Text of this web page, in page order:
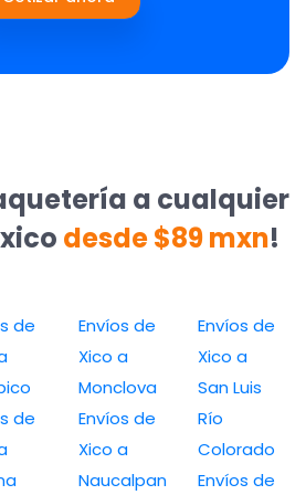
a cualquier
desde $89 mxn!
de
de
Envíos de
Xico a
Monclova
Envíos de
Xico a
Naucalpan
Envíos de
Xico a
San Luis
Río
Colorado
Envíos de